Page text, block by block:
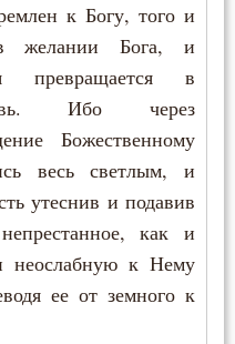
к Богу, того и
в желании Бога, и
превращается в
Ибо через
Божественному
весь светлым, и
утеснив и подавив
как и
неослабную к Нему
ее от земного к